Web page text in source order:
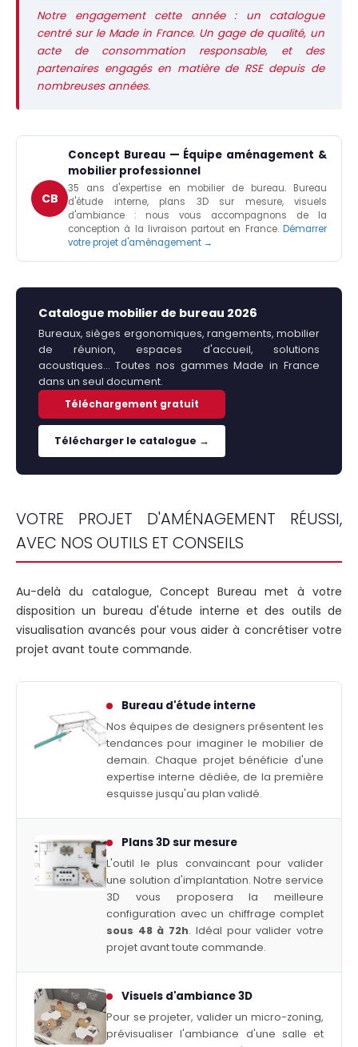
Notre engagement cette année : un catalogue
centré sur le Made in France. Un gage de qualité, un
acte de consommation responsable, et des
partenaires engagés en matière de RSE depuis de
nombreuses années.
CB
Concept Bureau — Équipe aménagement &
mobilier professionnel
35 ans d'expertise en mobilier de bureau. Bureau
d'étude interne, plans 3D sur mesure, visuels
d'ambiance : nous vous accompagnons de la
conception à la livraison partout en France. Démarrer
votre projet d'aménagement →
Catalogue mobilier de bureau 2026
Bureaux, sièges ergonomiques, rangements, mobilier
de réunion, espaces d'accueil, solutions
acoustiques… Toutes nos gammes Made in France
dans un seul document.
Téléchargement gratuit
Télécharger le catalogue →
VOTRE PROJET D'AMÉNAGEMENT RÉUSSI,
AVEC NOS OUTILS ET CONSEILS
Au-delà du catalogue, Concept Bureau met à votre
disposition un bureau d'étude interne et des outils de
visualisation avancés pour vous aider à concrétiser votre
projet avant toute commande.
Bureau d'étude interne
Nos équipes de designers présentent les
tendances pour imaginer le mobilier de
demain. Chaque projet bénéficie d'une
expertise interne dédiée, de la première
esquisse jusqu'au plan validé.
Plans 3D sur mesure
L'outil le plus convaincant pour valider
une solution d'implantation. Notre service
3D vous proposera la meilleure
configuration avec un chiffrage complet
sous 48 à 72h. Idéal pour valider votre
projet avant toute commande.
Visuels d'ambiance 3D
Pour se projeter, valider un micro-zoning,
prévisualiser l'ambiance d'une salle et